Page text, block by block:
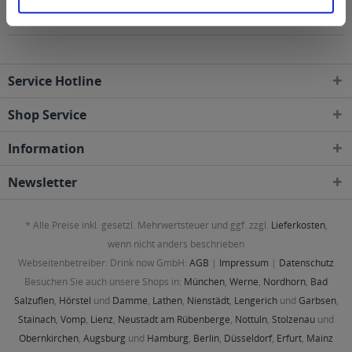
Postleitzahl-Gebieten geliefert
Service Hotline
Shop Service
Information
Newsletter
* Alle Preise inkl. gesetzl. Mehrwertsteuer und ggf. zzgl. Lieferkosten,
wenn nicht anders beschrieben
Webseitenbetreiber: Drink now GmbH: AGB | Impressum | Datenschutz
Besuchen Sie auch unsere Shops in: München, Werne, Nordhorn, Bad
Salzuflen, Hörstel und Damme, Lathen, Nienstädt, Lengerichund Garbsen,
Stainach, Vomp, Lienz, Neustadt am Rübenberge, Nottuln, Stolzenau und
Obernkirchen, Augsburg und Hamburg, Berlin, Düsseldorf, Erfurt, Mainz